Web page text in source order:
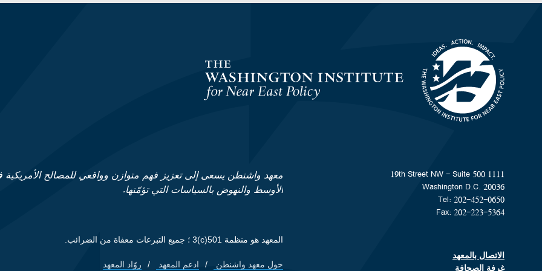
Homepage
1111 19th Street NW - Suite 500
Washington D.C. 20036
Tel: 202-452-0650
Fax: 202-223-5364
Footer contact links
الاتصال بالمعهد
غرفة الصحافة
معهد واشنطن يسعى إلى تعزيز فهم متوازن وواقعي للمصالح
الأوسط والنهوض بالسياسات التي تؤمّنها.
المعهد هو منظمة 501(c)3 ؛ جميع التبرعات معفاة من الضرائب.
Footer quick links
حول معهد واشنطن ادعم المعهد روّاد المعهد